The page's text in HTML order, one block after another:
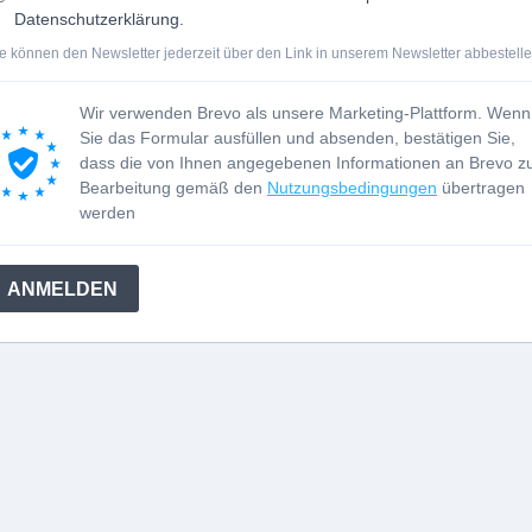
Datenschutzerklärung.
können den Newsletter jederzeit über den Link in unserem Newsletter
Wir verwenden Brevo als unsere Marketing-Plattform. Wenn
Sie das Formular ausfüllen und absenden, bestätigen Sie,
dass die von Ihnen angegebenen Informationen an Brevo
Bearbeitung gemäß den Nutzungsbedingungen übertragen
werden
ANMELDEN